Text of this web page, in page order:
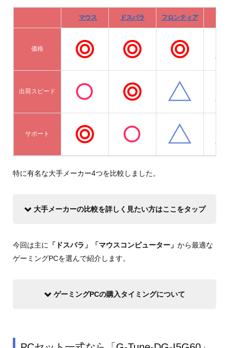
マウス ドスパラ フロンティア
価格
出荷スピード
サポート
特に有名な大手メーカー4つを比較しました。
大手メーカーの比較を詳しく見たい方はここをタップ
今回は主に 「ドスパラ」「マウスコンピューター」 から最適な
ゲーミングPCを選んで紹介します。
ゲーミングPCの購入タイミングについて